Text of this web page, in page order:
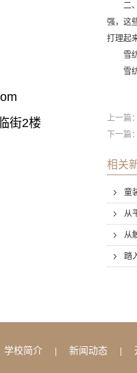
二、
强，这
打理起
雪纺
雪纺
上一篇：
下一篇：
相关
童
从
从
踏
街2楼
学校简介 新闻动态